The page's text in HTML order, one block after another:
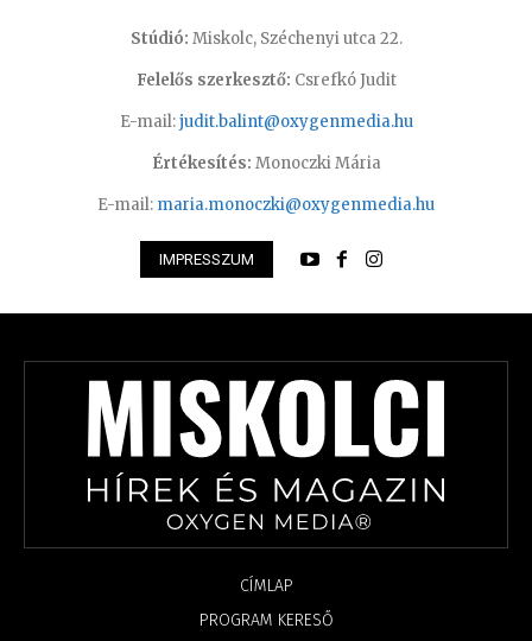
Stúdió: Miskolc, Széchenyi utca 22.
Felelős szerkesztő: Csrefkó Judit
E-mail:judit.balint@oxygenmedia.hu
Értékesítés: Monoczki Mária
E-mail: maria.monoczki@oxygenmedia.hu
IMPRESSZUM
CÍMLAP
PROGRAM KERESŐ